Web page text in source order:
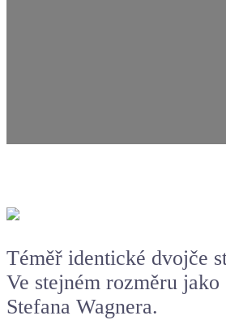
Téměř identické dvojče
Ve stejném rozměru
Stefana Wagnera.